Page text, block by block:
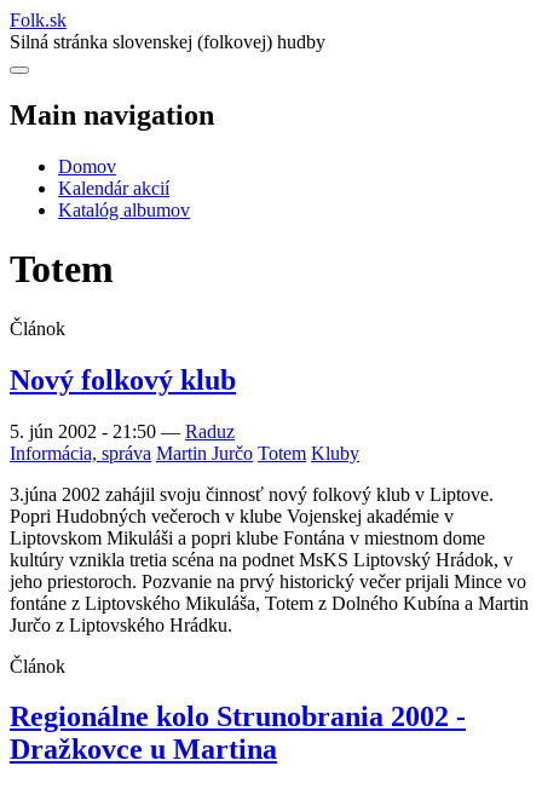
Folk.sk
Silná stránka slovenskej (folkovej) hudby
Main navigation
Domov
Kalendár akcií
Katalóg albumov
Totem
Článok
Nový folkový klub
5. jún 2002 - 21:50 — Raduz
Informácia, správa Martin Jurčo Totem Kluby
3.júna 2002 zahájil svoju činnosť nový folkový klub v Liptove.
Popri Hudobných večeroch v klube Vojenskej akadémie v
Liptovskom Mikuláši a popri klube Fontána v miestnom dome
kultúry vznikla tretia scéna na podnet MsKS Liptovský Hrádok, v
jeho priestoroch. Pozvanie na prvý historický večer prijali Mince vo
fontáne z Liptovského Mikuláša, Totem z Dolného Kubína a Martin
Jurčo z Liptovského Hrádku.
Článok
Regionálne kolo Strunobrania 2002 -
Dražkovce u Martina